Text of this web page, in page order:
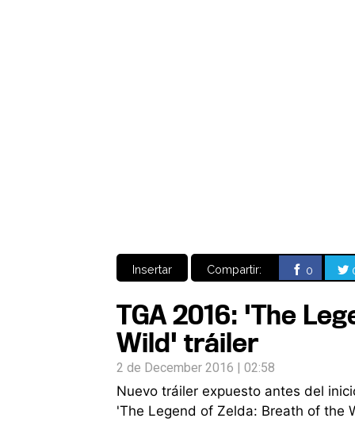
Insertar Compartir: 0
TGA 2016: 'The
Wild' tráiler
2 de December 2016 | 02:58
Nuevo tráiler expuesto antes del
'The Legend of Zelda: Breath of the